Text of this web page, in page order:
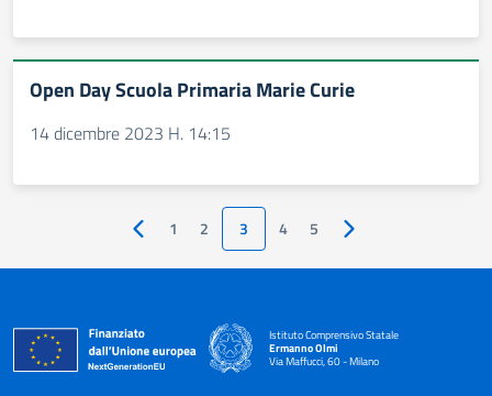
Open Day Scuola Primaria Marie Curie
14 dicembre 2023 H. 14:15
Pagina precedente
1 2 3 4 5 Pagina successiva
Istituto Comprensivo Statale
Ermanno Olmi
Via Maffucci, 60 - Milano
— Visita la pagina iniziale della scuola